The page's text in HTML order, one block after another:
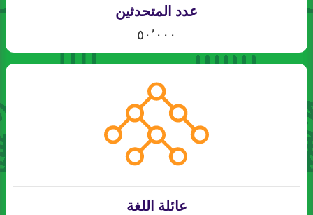
عدد المتحدثين
٥٠٬٠٠٠
عائلة اللغة